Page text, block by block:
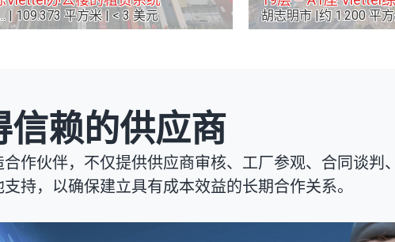
| 109.373 平方米 | < 3 美元 胡志明市 |约 1.200 平
信赖的供应商
作伙伴，不仅提供供应商审核、工厂参观、合同谈判
持，以确保建立具有成本效益的长期合作关系。